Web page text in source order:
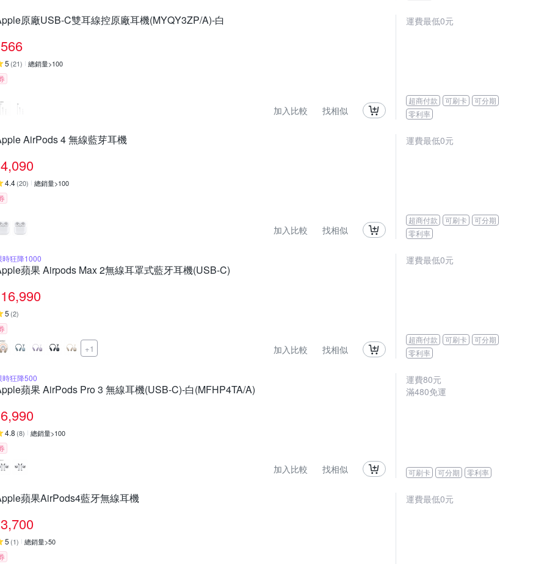
原廠USB-C雙耳線控原廠耳機(MYQY3ZP/A)-白
566
5 (21) 總銷量>100
加入比較 找相似
運費最低0元
超商付款 可刷卡
可分期
零利率
AirPods 4 無線藍芽耳機
4,090
4.4(20) 總銷量>100
加入比較 找相似
運費最低0元
超商付款 可刷卡
可分期
零利率
時狂降1000
蘋果 Airpods Max 2無線耳罩式藍牙耳機(USB-C)
16,990
5 (2)
+1 加入比較 找相似
運費最低0元
超商付款 可刷卡
可分期
零利率
時狂降500
蘋果 AirPods Pro 3 無線耳機(USB-C)-白(MFHP4TA/A)
6,990
4.8 (8) 總銷量>100
加入比較 找相似
運費80元
滿480免運
可刷卡 可分期 零利率
蘋果AirPods4藍牙無線耳機
3,700
5 (1) 總銷量>50
運費最低0元